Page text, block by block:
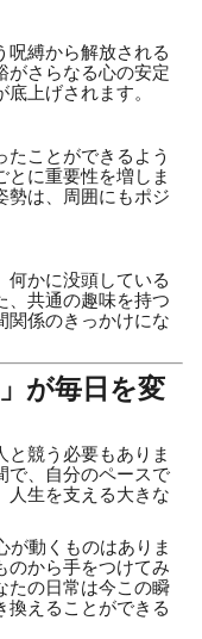
呪縛から解放される
がさらなる心の安定
上げされます。
ことができるよう
とに重要性を増しま
勢は、周囲にもポジ
何かに没頭している
、共通の趣味を持つ
関係のきっかけにな
が毎日を変
と競う必要もありま
で、自分のペースで
人生を支える大きな
が動くものはありま
のから手をつけてみ
たの日常は今この瞬
換えることができる